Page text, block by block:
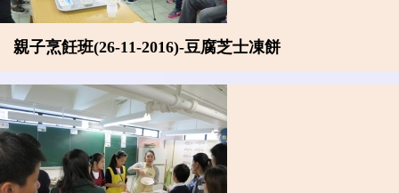
親子烹飪班(26-11-2016)-豆腐芝士凍餅